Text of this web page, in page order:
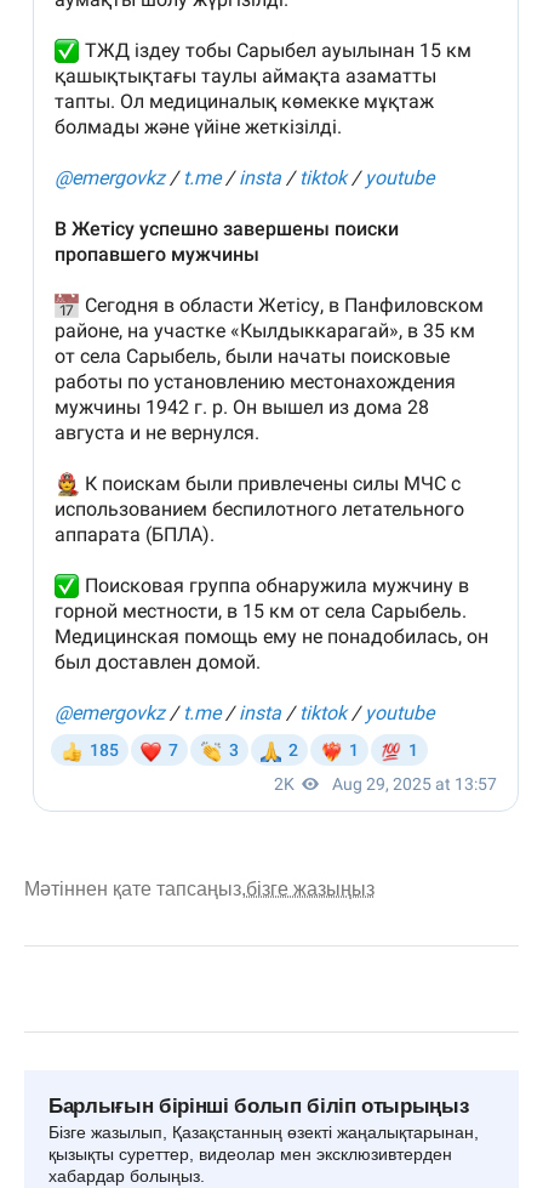
Мәтіннен қате тапсаңыз,бізге жазыңыз
Барлығын бірінші болып біліп отырыңыз
Бізге жазылып, Қазақстанның өзекті жаңалықтарынан,
қызықты суреттер, видеолар мен эксклюзивтерден
хабардар болыңыз.